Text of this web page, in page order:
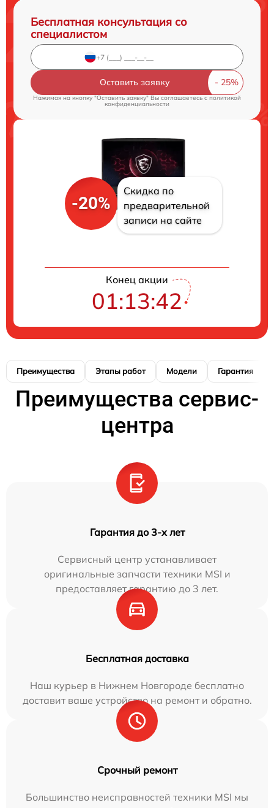
Бесплатная консультация со
специалистом
Оставить заявку
Нажимая на кнопку "Оставить заявку" Вы соглашаетесь cполитикой
конфиденциальности
-20%
Скидка по
предварительной
записи на сайте
Конец акции
01:13:41
Преимущества Этапы работ Модели Гарантия
Преимущества сервис-
центра
Гарантия до 3-х лет
Сервисный центр устанавливает
оригинальные запчасти техники MSI и
предоставляет гарантию до 3 лет.
Бесплатная доставка
Наш курьер в Нижнем Новгороде бесплатно
доставит ваше устройство на ремонт и обратно.
Срочный ремонт
Большинство неисправностей техники MSI мы